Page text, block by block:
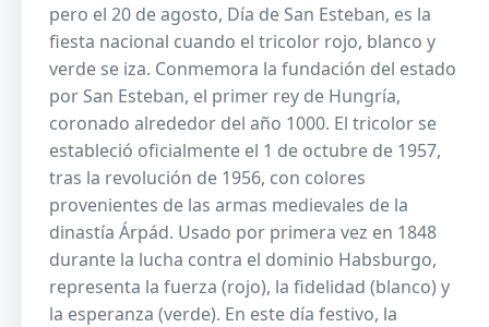
pero el 20 de agosto, Día de San Esteban, es la
fiesta nacional cuando el tricolor rojo, blanco y
verde se iza. Conmemora la fundación del estado
por San Esteban, el primer rey de Hungría,
coronado alrededor del año 1000. El tricolor se
estableció oficialmente el 1 de octubre de 1957,
tras la revolución de 1956, con colores
provenientes de las armas medievales de la
dinastía Árpád. Usado por primera vez en 1848
durante la lucha contra el dominio Habsburgo,
representa la fuerza (rojo), la fidelidad (blanco) y
la esperanza (verde). En este día festivo, la